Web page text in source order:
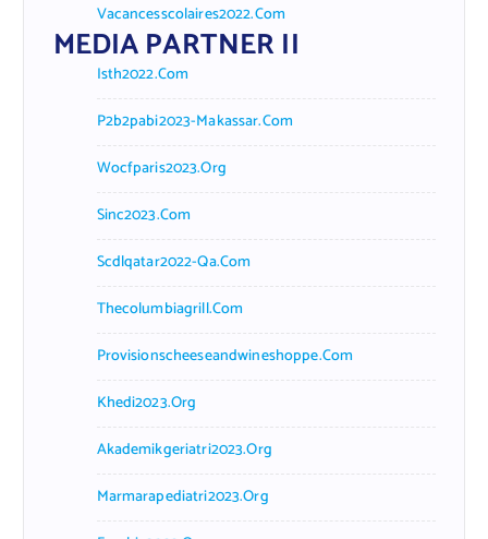
Vacancesscolaires2022.com
MEDIA PARTNER II
Isth2022.com
P2b2pabi2023-Makassar.com
Wocfparis2023.org
Sinc2023.com
Scdlqatar2022-Qa.com
Thecolumbiagrill.com
Provisionscheeseandwineshoppe.com
Khedi2023.org
Akademikgeriatri2023.org
Marmarapediatri2023.org